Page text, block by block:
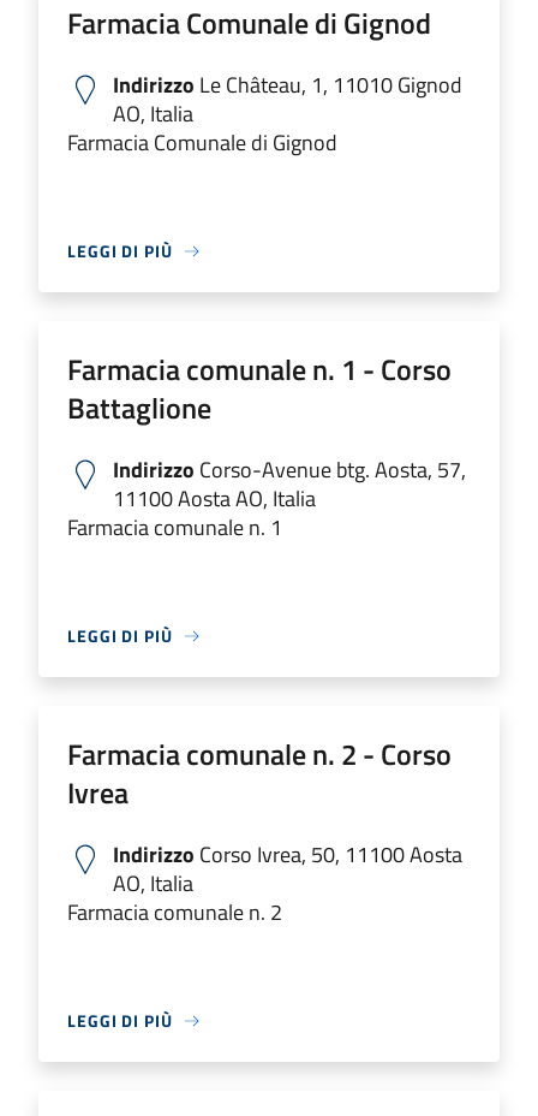
Farmacia Comunale di Gignod
Indirizzo Le Château, 1, 11010 Gignod
AO, Italia
Farmacia Comunale di Gignod
LEGGI DI PIÙ
Farmacia comunale n. 1 - Corso
Battaglione
Indirizzo Corso-Avenue btg. Aosta, 57,
11100 Aosta AO, Italia
Farmacia comunale n. 1
LEGGI DI PIÙ
Farmacia comunale n. 2 - Corso
Ivrea
Indirizzo Corso Ivrea, 50, 11100 Aosta
AO, Italia
Farmacia comunale n. 2
LEGGI DI PIÙ